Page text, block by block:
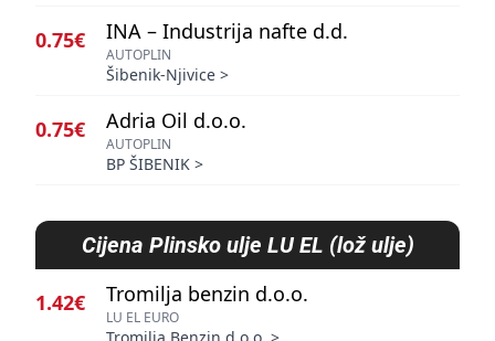
0.75€ INA – Industrija nafte d.d.
AUTOPLIN
Šibenik-Njivice >
0.75€ Adria Oil d.o.o.
AUTOPLIN
BP ŠIBENIK >
Cijena Plinsko ulje LU EL (lož ulje)
1.42€ Tromilja benzin d.o.o.
LU EL EURO